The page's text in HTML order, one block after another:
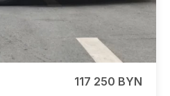
117 250 BYN